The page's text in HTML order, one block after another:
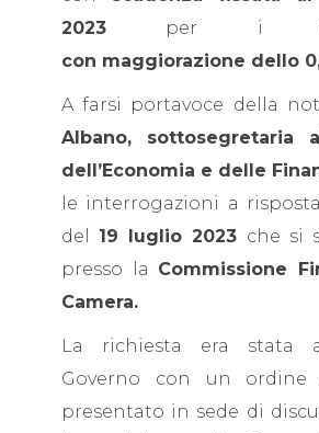
2023 per i
con maggiorazione dello
A farsi portavoce della
Albano, sottosegretaria
dell’Economia e delle
le interrogazioni a
del 19 luglio 2023 che si
presso la Commissione
Camera.
La richiesta era stata
Governo con un
presentato in sede di